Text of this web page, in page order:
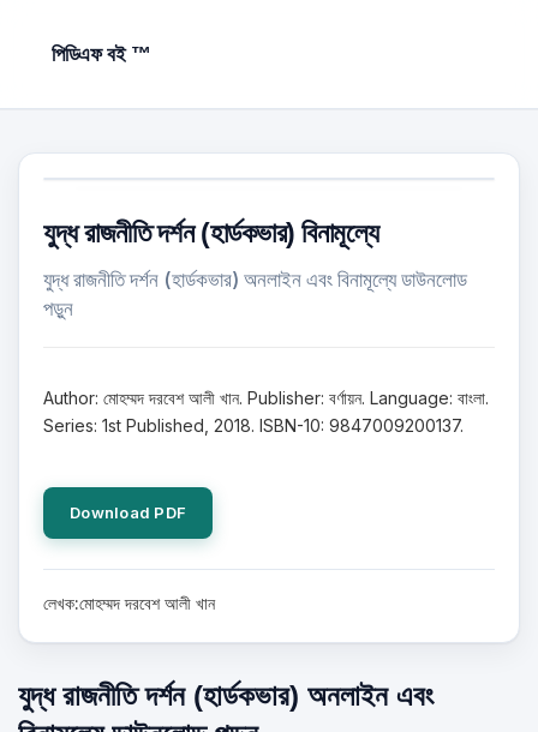
পিডিএফ বই ™
যুদ্ধ রাজনীতি দর্শন (হার্ডকভার) বিনামূল্যে
যুদ্ধ রাজনীতি দর্শন (হার্ডকভার) অনলাইন এবং বিনামূল্যে ডাউনলোড
পড়ুন
Author: মোহম্মদ দরবেশ আলী খান. Publisher: বর্ণায়ন. Language: বাংলা.
Series: 1st Published, 2018. ISBN-10: 9847009200137.
Download PDF
লেখক:মোহম্মদ দরবেশ আলী খান
যুদ্ধ রাজনীতি দর্শন (হার্ডকভার) অনলাইন এবং